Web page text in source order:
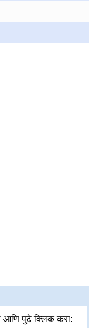
आणि पुढे क्लिक करा: